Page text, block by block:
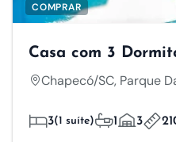
COMPRAR
Casa com 3
Chapecó/SC, Parque
3(1 suíte) 1 3